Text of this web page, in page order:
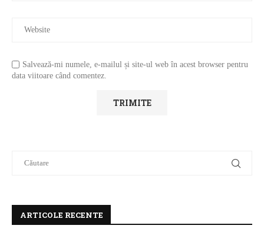
Salvează-mi numele, e-mailul și site-ul web în acest browser pentru
data viitoare când comentez.
ARTICOLE RECENTE